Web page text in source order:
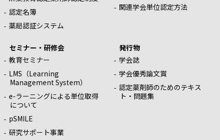
認定名簿
薬局認証システム
関連学会単位認定方法
セミナー・研修会
教育セミナー
LMS（Learning
Management System）
e-ラーニングによる単位取得
について
pSMILE
研究サポート事業
発行物
学会誌
学会優秀論文賞
認定薬剤師のためのテキス
ト・問題集